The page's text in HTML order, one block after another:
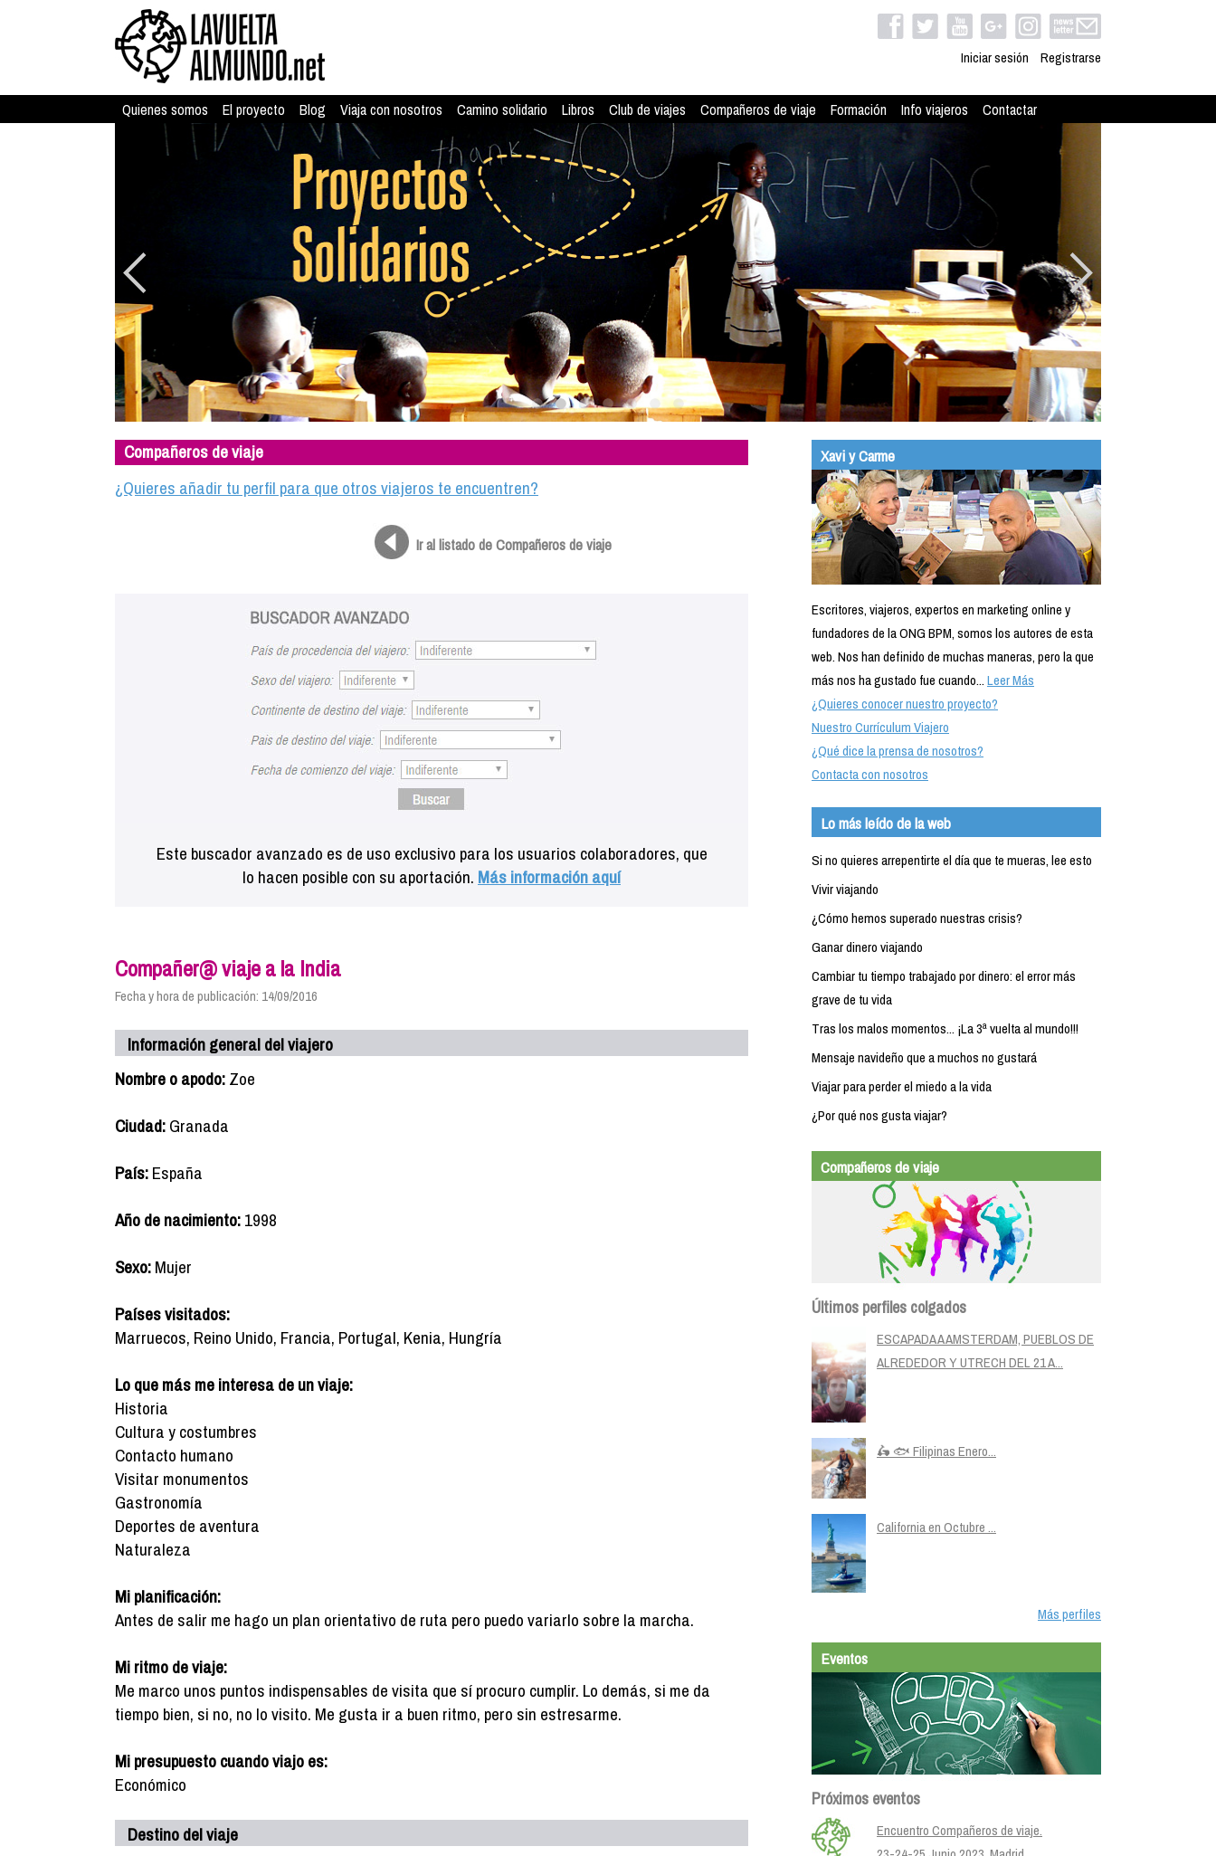
Iniciar sesión Registrarse
Quienes somos El proyecto Blog Viaja con nosotros Camino solidario Libros Club de viajes Compañeros de viaje Formación Info viajeros Contactar
Compañeros de viaje
¿Quieres añadir tu perfil para que otros viajeros te encuentren?
Ir al listado de Compañeros de viaje
Este buscador avanzado es de uso exclusivo para los usuarios colaboradores, que
lo hacen posible con su aportación. Más información aquí
Compañer@ viaje a la India
Fecha y hora de publicación: 14/09/2016
Información general del viajero
Nombre o apodo:Zoe
Ciudad:Granada
País:España
Año de nacimiento:1998
Sexo:Mujer
Países visitados:
Marruecos, Reino Unido, Francia, Portugal, Kenia, Hungría
Lo que más me interesa de un viaje:
Historia
Cultura y costumbres
Contacto humano
Visitar monumentos
Gastronomía
Deportes de aventura
Naturaleza
Mi planificación:
Antes de salir me hago un plan orientativo de ruta pero puedo variarlo sobre la marcha.
Mi ritmo de viaje:
Me marco unos puntos indispensables de visita que sí procuro cumplir. Lo demás, si me da
tiempo bien, si no, no lo visito. Me gusta ir a buen ritmo, pero sin estresarme.
Mi presupuesto cuando viajo es:
Económico
Destino del viaje
Xavi y Carme
Escritores, viajeros, expertos en marketing online y
fundadores de la ONG BPM, somos los autores de esta
web. Nos han definido de muchas maneras, pero la que
más nos ha gustado fue cuando...Leer Más
¿Quieres conocer nuestro proyecto?
Nuestro Currículum Viajero
¿Qué dice la prensa de nosotros?
Contacta con nosotros
Lo más leído de la web
Si no quieres arrepentirte el día que te mueras, lee esto
Vivir viajando
¿Cómo hemos superado nuestras crisis?
Ganar dinero viajando
Cambiar tu tiempo trabajado por dinero: el error más
grave de tu vida
Tras los malos momentos... ¡La 3ª vuelta al mundo!!!
Mensaje navideño que a muchos no gustará
Viajar para perder el miedo a la vida
¿Por qué nos gusta viajar?
Compañeros de viaje
Últimos perfiles colgados
ESCAPADA A AMSTERDAM, PUEBLOS DE
ALREDEDOR Y UTRECH DEL 21 A...
🛵 🐟 Filipinas Enero...
California en Octubre ...
Más perfiles
Eventos
Próximos eventos
Encuentro Compañeros de viaje.